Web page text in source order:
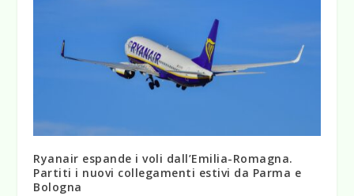
Ryanair espande i voli dall’Emilia-Romagna.
Partiti i nuovi collegamenti estivi da Parma e
Bologna